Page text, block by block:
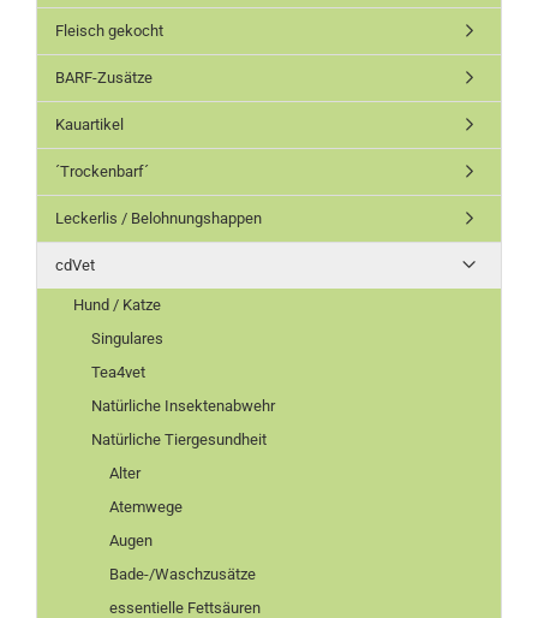
Fleisch gekocht
BARF-Zusätze
Kauartikel
´Trockenbarf´
Leckerlis / Belohnungshappen
cdVet
Hund / Katze
Singulares
Tea4vet
Natürliche Insektenabwehr
Natürliche Tiergesundheit
Alter
Atemwege
Augen
Bade-/Waschzusätze
essentielle Fettsäuren